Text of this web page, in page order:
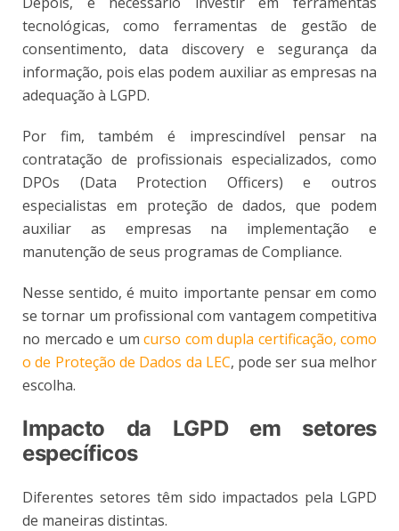
tecnológicas, como ferramentas de gestão de
consentimento, data discovery e segurança da
informação, pois elas podem auxiliar as empresas na
adequação à LGPD.
Por fim, também é imprescindível pensar na
contratação de profissionais especializados, como
DPOs (Data Protection Officers) e outros
especialistas em proteção de dados, que podem
auxiliar as empresas na implementação e
manutenção de seus programas de Compliance.
Nesse sentido, é muito importante pensar em como
se tornar um profissional com vantagem competitiva
no mercado e um curso com dupla certificação, como
o de Proteção de Dados da LEC, pode ser sua melhor
escolha.
Impacto da LGPD em setores
específicos
Diferentes setores têm sido impactados pela LGPD
de maneiras distintas.